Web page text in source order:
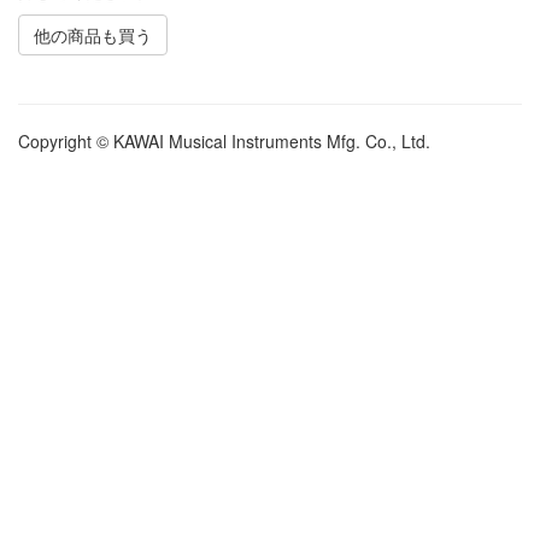
他の商品も買う
Copyright © KAWAI Musical Instruments Mfg. Co., Ltd.